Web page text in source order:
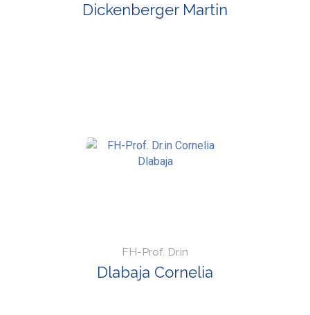
Dickenberger Martin
FH-Prof. Dr.in
Dlabaja Cornelia